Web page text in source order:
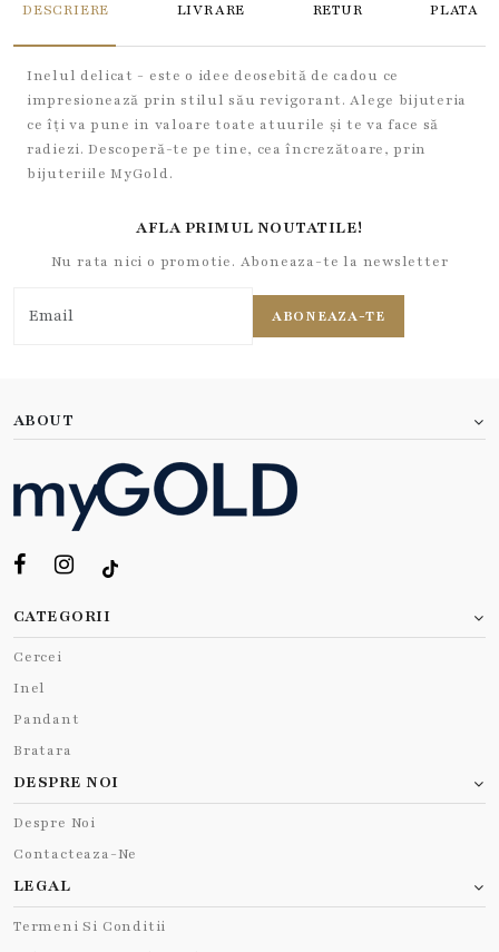
DESCRIERE LIVRARE RETUR PLATA
Inelul delicat - este o idee deosebită de cadou ce
impresionează prin stilul său revigorant. Alege bijuteria
ce îți va pune in valoare toate atuurile și te va face să
radiezi. Descoperă-te pe tine, cea încrezătoare, prin
bijuteriile MyGold.
AFLA PRIMUL NOUTATILE!
Nu rata nici o promotie. Aboneaza-te la newsletter
ABONEAZA-TE
ABOUT
CATEGORII
Cercei
Inel
Pandant
Bratara
DESPRE NOI
Despre Noi
Contacteaza-Ne
LEGAL
Termeni Si Conditii